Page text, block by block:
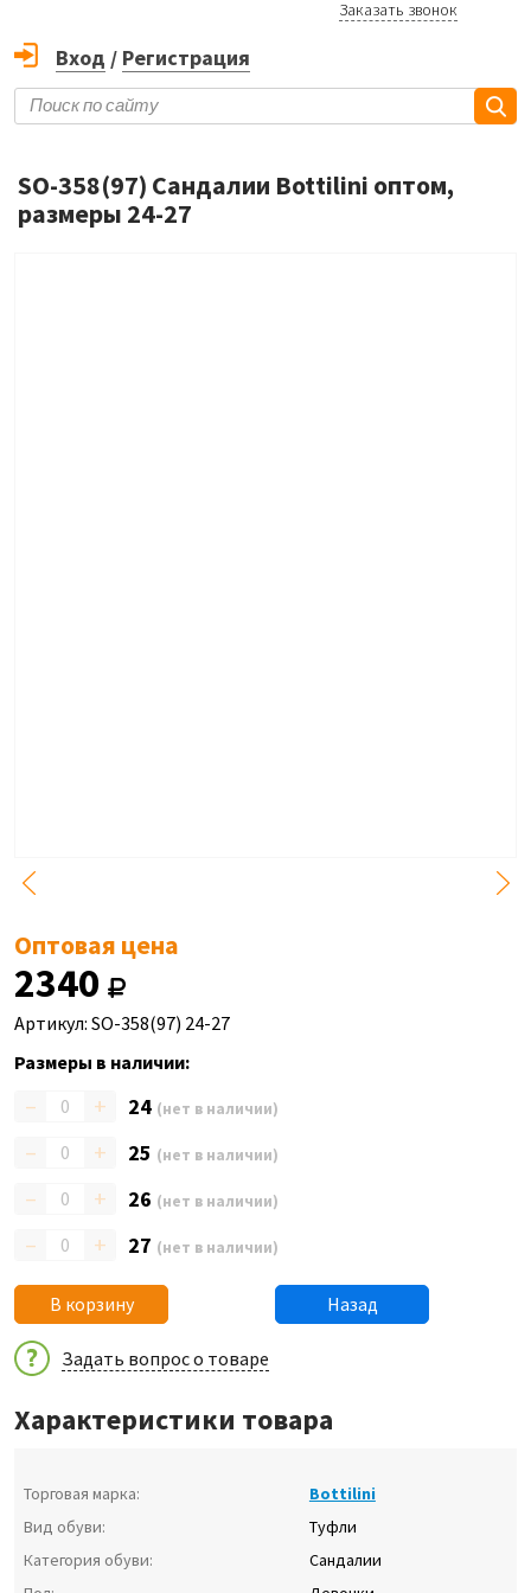
Заказать звонок
Вход / Регистрация
SO-358(97) Сандалии Bottilini оптом,
размеры 24-27
Оптовая цена
2340
Артикул: SO-358(97) 24-27
Размеры в наличии:
– + 24 (нет в наличии)
– + 25 (нет в наличии)
– + 26 (нет в наличии)
– + 27 (нет в наличии)
В корзину Назад
Задать вопрос о товаре
Характеристики товара
Торговая марка:
Bottilini
Вид обуви:
Туфли
Категория обуви:
Сандалии